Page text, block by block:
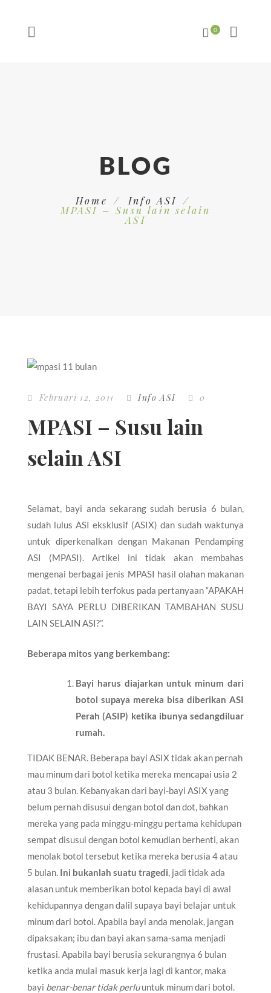
BLOG
Home Info ASI
MPASI – Susu lain selain
ASI
Februari 12, 2011 Info ASI 0
MPASI – Susu lain
selain ASI
Selamat, bayi anda sekarang sudah berusia 6 bulan,
sudah lulus ASI eksklusif (ASIX) dan sudah waktunya
untuk diperkenalkan dengan Makanan Pendamping
ASI (MPASI). Artikel ini tidak akan membahas
mengenai berbagai jenis MPASI hasil olahan makanan
padat, tetapi lebih terfokus pada pertanyaan “APAKAH
BAYI SAYA PERLU DIBERIKAN TAMBAHAN SUSU
LAIN SELAIN ASI?”.
Beberapa mitos yang berkembang:
Bayi harus diajarkan untuk minum dari
botol supaya mereka bisa diberikan ASI
Perah (ASIP) ketika ibunya sedangdiluar
rumah.
TIDAK BENAR. Beberapa bayi ASIX tidak akan pernah
mau minum dari botol ketika mereka mencapai usia 2
atau 3 bulan. Kebanyakan dari bayi-bayi ASIX yang
belum pernah disusui dengan botol dan dot, bahkan
mereka yang pada minggu-minggu pertama kehidupan
sempat disusui dengan botol kemudian berhenti, akan
menolak botol tersebut ketika mereka berusia 4 atau
5 bulan. Ini bukanlah suatu tragedi, jadi tidak ada
alasan untuk memberikan botol kepada bayi di awal
kehidupannya dengan dalil supaya bayi belajar untuk
minum dari botol. Apabila bayi anda menolak, jangan
dipaksakan; ibu dan bayi akan sama-sama menjadi
frustasi. Apabila bayi berusia sekurangnya 6 bulan
ketika anda mulai masuk kerja lagi di kantor, maka
bayi benar-benar tidak perluuntuk minum dari botol.